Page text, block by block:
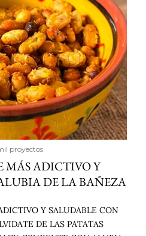
proyectos
MÁS ADICTIVO Y
DE LA BAÑEZA
Y SALUDABLE CON
DE LAS PATATAS